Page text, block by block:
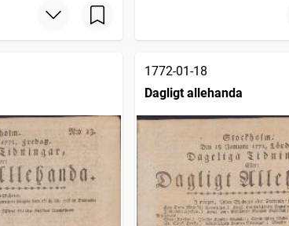
1772-01-18
Dagligt allehanda